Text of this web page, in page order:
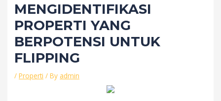
MENGIDENTIFIKASI
PROPERTI YANG
BERPOTENSI UNTUK
FLIPPING
/Properti / By admin